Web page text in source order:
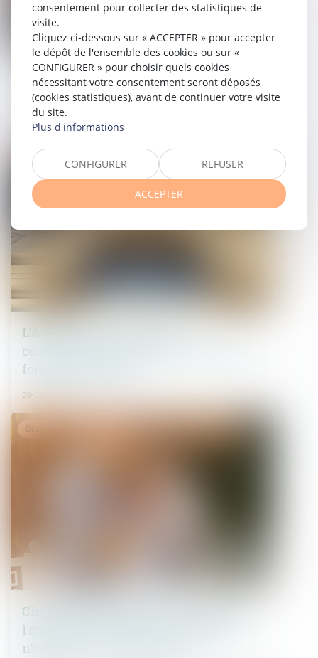
La charge de la preuve des malfaçons
affectant la construction
31/03/2022
L’ASL qui met ses statuts en
conformité est dispensée de certaines
formalités légales
29/03/2022
Droit immobilier
Changement de régime matrimonial :
l’omission d’enfants non communs
n’est pas en soi frauduleuse
Droit de la famille, des personnes et de leur patrimoine
consentement pour collecter des statistiques de
visite.
Cliquez ci-dessous sur « ACCEPTER » pour accepter
le dépôt de l'ensemble des cookies ou sur «
CONFIGURER » pour choisir quels cookies
nécessitant votre consentement seront déposés
(cookies statistiques), avant de continuer votre visite
du site.
Plus d'informations
CONFIGURER REFUSER
ACCEPTER